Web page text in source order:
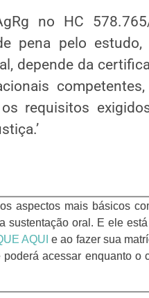
no HC
pena pelo estudo,
depende da
requisitos
aspectos mais básicos
sustentação oral. E ele
AQUI e ao fazer sua
acessar enquanto o